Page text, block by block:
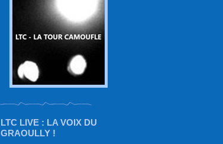
LTC LIVE : LA VOIX DU
GRAOULLY !